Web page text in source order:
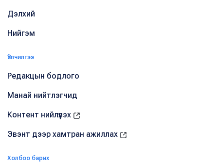
Дэлхий
Нийгэм
Үйлчилгээ
Редакцын бодлого
Манай нийтлэгчид
Контент нийлүүлэх
Эвэнт дээр хамтран ажиллах
Холбоо барих